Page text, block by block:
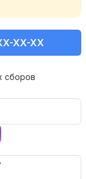
XX-XX
сборов